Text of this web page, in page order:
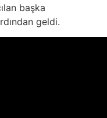
başka
geldi.